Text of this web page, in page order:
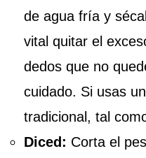
de agua fría y
vital quitar el
dedos que no
cuidado. Si usas
tradicional, tal
Diced: Corta el